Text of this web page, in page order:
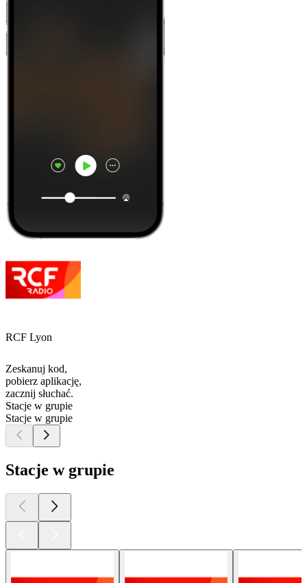
RCF Lyon
Zeskanuj kod,
pobierz aplikację,
zacznij słuchać.
Stacje w grupie
Stacje w grupie
Stacje w grupie